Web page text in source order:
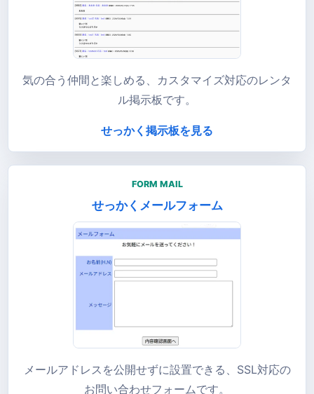
気の合う仲間と楽しめる、カスタマイズ対応のレンタ
ル掲示板です。
せっかく掲示板を見る
FORM MAIL
せっかくメールフォーム
メールアドレスを公開せずに設置できる、SSL対応の
お問い合わせフォームです。